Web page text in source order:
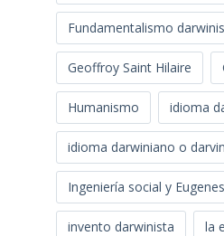
Fundamentalismo
Geoffroy Saint Hilaire
Humanismo idioma
idioma darwiniano o
Ingeniería social y
invento darwinista la